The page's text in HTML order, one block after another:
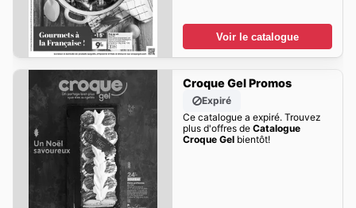
Voir le catalogue
Croque Gel Promos
Expiré
Ce catalogue a expiré. Trouvez
plus d'offres de Catalogue
Croque Gelbientôt!